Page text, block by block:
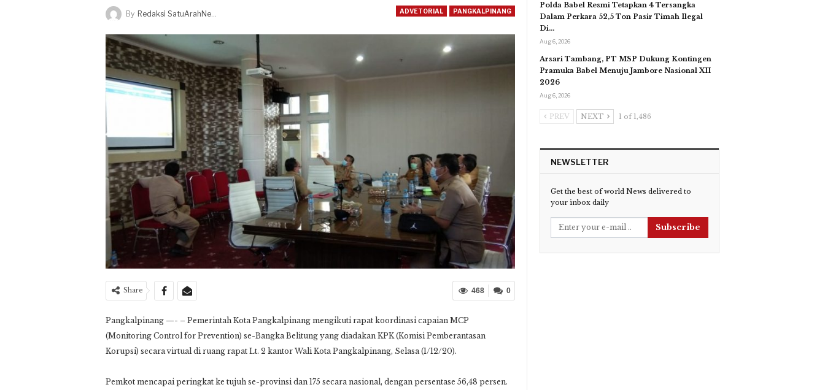
ADVETORIAL PANGKALPINANG
By Redaksi SatuArahNews
0
468
Share
Pangkalpinang —- – Pemerintah Kota Pangkalpinang mengikuti rapat koordinasi capaian MCP
(Monitoring Control for Prevention) se-Bangka Belitung yang diadakan KPK (Komisi Pemberantasan
Korupsi) secara virtual di ruang rapat Lt. 2 kantor Wali Kota Pangkalpinang, Selasa (1/12/20).
Pemkot mencapai peringkat ke tujuh se-provinsi dan 175 secara nasional, dengan persentase 56,48 persen.
Polda Babel Resmi Tetapkan 4 Tersangka
Dalam Perkara 52,5 Ton Pasir Timah Ilegal
Di…
Aug 6, 2026
Arsari Tambang, PT MSP Dukung Kontingen
Pramuka Babel Menuju Jambore Nasional XII
2026
Aug 6, 2026
PREV NEXT 1 of 1,486
NEWSLETTER
Get the best of world News delivered to
your inbox daily
Subscribe